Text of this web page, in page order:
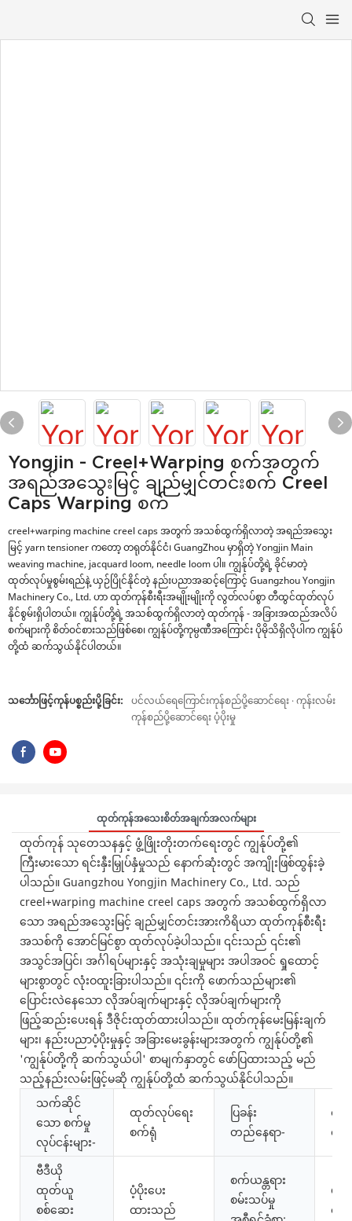
Yongjin - Creel+warping စက်အတွက်
အရည်အသွေးမြင့် ချည်မျှင်တင်းစက် Creel
Caps Warping စက်
creel+warping machine creel caps အတွက် အသစ်ထွက်ရှိလာတဲ့ အရည်အသွေး
မြင့် yarn tensioner ကတော့ တရုတ်နိုင်ငံ၊ GuangZhou မှာရှိတဲ့ Yongjin Main
weaving machine, jacquard loom, needle loom ပါ။ ကျွန်ုပ်တို့ရဲ့ ခိုင်မာတဲ့
ထုတ်လုပ်မှုစွမ်းရည်နဲ့ ယှဉ်ပြိုင်နိုင်တဲ့ နည်းပညာအဆင့်ကြောင့် Guangzhou Yongjin
Machinery Co., Ltd. ဟာ ထုတ်ကုန်စီးရီးအမျိုးမျိုးကို လွတ်လပ်စွာ တီထွင်ထုတ်လုပ်
နိုင်စွမ်းရှိပါတယ်။ ကျွန်ုပ်တို့ရဲ့ အသစ်ထွက်ရှိလာတဲ့ ထုတ်ကုန် - အခြားအထည်အလိပ်
စက်များကို စိတ်ဝင်စားသည်ဖြစ်စေ၊ ကျွန်ုပ်တို့ကုမ္ပဏီအကြောင်း ပိုမိုသိရှိလိုပါက ကျွန်ုပ်
တို့ထံ ဆက်သွယ်နိုင်ပါတယ်။
သင်္ဘောဖြင့်ကုန်ပစ္စည်းပို့ခြင်း:
ပင်လယ်ရေကြောင်းကုန်စည်ပို့ဆောင်ရေး · ကုန်းလမ်း
ကုန်စည်ပို့ဆောင်ရေး ပံ့ပိုးမှု
ထုတ်ကုန်အသေးစိတ်အချက်အလက်များ
ထုတ်ကုန် သုတေသနနှင့် ဖွံ့ဖြိုးတိုးတက်ရေးတွင် ကျွန်ုပ်တို့၏
ကြီးမားသော ရင်းနှီးမြှုပ်နှံမှုသည် နောက်ဆုံးတွင် အကျိုးဖြစ်ထွန်းခဲ့
ပါသည်။ Guangzhou Yongjin Machinery Co., Ltd. သည်
creel+warping machine creel caps အတွက် အသစ်ထွက်ရှိလာ
သော အရည်အသွေးမြင့် ချည်မျှင်တင်းအားကိရိယာ ထုတ်ကုန်စီးရီး
အသစ်ကို အောင်မြင်စွာ ထုတ်လုပ်ခဲ့ပါသည်။ ၎င်းသည် ၎င်း၏
အသွင်အပြင်၊ အင်္ဂါရပ်များနှင့် အသုံးချမှုများ အပါအဝင် ရှုထောင့်
များစွာတွင် လုံးဝထူးခြားပါသည်။ ၎င်းကို ဖောက်သည်များ၏
ပြောင်းလဲနေသော လိုအပ်ချက်များနှင့် လိုအပ်ချက်များကို
ဖြည့်ဆည်းပေးရန် ဒီဇိုင်းထုတ်ထားပါသည်။ ထုတ်ကုန်မေးမြန်းချက်
များ၊ နည်းပညာပံ့ပိုးမှုနှင့် အခြားမေးခွန်းများအတွက် ကျွန်ုပ်တို့၏
'ကျွန်ုပ်တို့ကို ဆက်သွယ်ပါ' စာမျက်နှာတွင် ဖော်ပြထားသည့် မည်
သည့်နည်းလမ်းဖြင့်မဆို ကျွန်ုပ်တို့ထံ ဆက်သွယ်နိုင်ပါသည်။
သက်ဆိုင်
သော စက်မှု
လုပ်ငန်းများ-
ထုတ်လုပ်ရေး
စက်ရုံ
ပြခန်း
တည်နေရာ-
တူရ
ထိုင်
ဗီဒီယို
ထုတ်ယူ
စစ်ဆေး
ပံ့ပိုးပေး
ထားသည်
စက်ယန္တရား
စမ်းသပ်မှု
ပံ့ပိုး
ထာ